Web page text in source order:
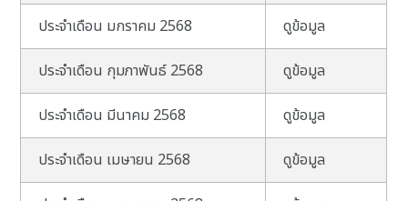
ประจำเดือน มกราคม 2568 ดูข้อมูล
ประจำเดือน กุมภาพันธ์ 2568 ดูข้อมูล
ประจำเดือน มีนาคม 2568 ดูข้อมูล
ประจำเดือน เมษายน 2568 ดูข้อมูล